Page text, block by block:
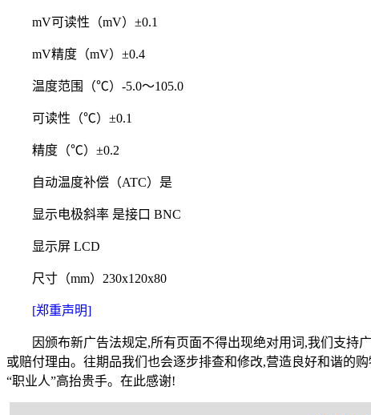
mV可读性（mV）±0.1
mV精度（mV）±0.4
温度范围（℃）-5.0～105.0
可读性（℃）±0.1
精度（℃）±0.2
自动温度补偿（ATC）是
显示电极斜率 是接口 BNC
显示屏 LCD
尺寸（mm）230x120x80
[郑重声明]
因颁布新广告法规定,所有页面不得出现绝对用词,我们支持
或赔付理由。往期品我们也会逐步排查和修改,营造良好和谐的
“职业人”高抬贵手。在此感谢!